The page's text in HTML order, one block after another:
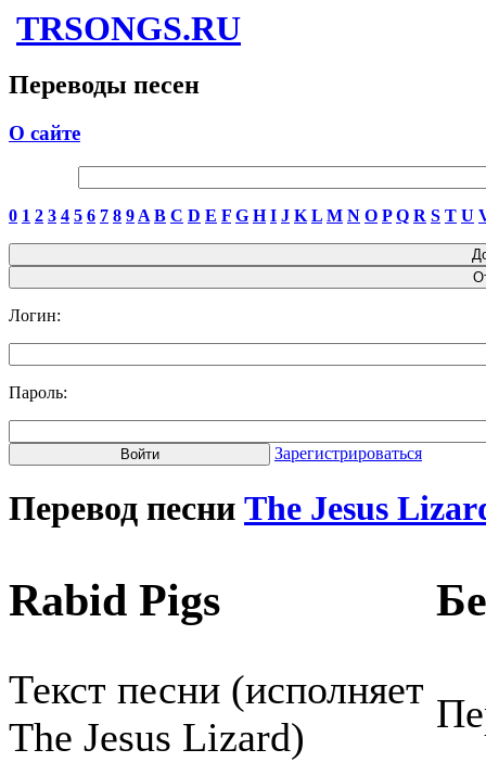
TRSONGS.RU
Переводы песен
О сайте
0 1 2 3 4 5 6 7 8 9 A B C D E F G H I J K L M N O P Q R S T U
Логин:
Пароль:
Зарегистрироваться
Перевод песни The Jesus
Rabid Pigs
Текст песни (исполняет
The Jesus Lizard)